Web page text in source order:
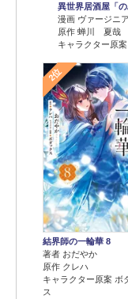
異世界居酒屋「
漫画 ヴァージニ
原作 蝉川 夏哉
キャラクター原
2位
結界師の一輪華 8
著者 おだやか
原作 クレハ
キャラクター原案 ボ
ス